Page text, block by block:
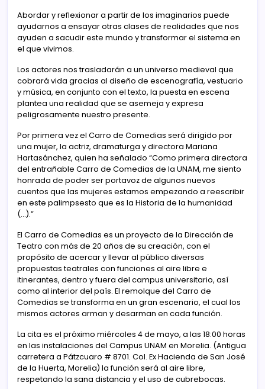
Abordar y reflexionar a partir de los imaginarios puede
ayudarnos a ensayar otras clases de realidades que nos
ayuden a sacudir este mundo y transformar el sistema en
el que vivimos.
Los actores nos trasladarán a un universo medieval que
cobrará vida gracias al diseño de escenografía, vestuario
y música, en conjunto con el texto, la puesta en escena
plantea una realidad que se asemeja y expresa
peligrosamente nuestro presente.
Por primera vez el Carro de Comedias será dirigido por
una mujer, la actriz, dramaturga y directora Mariana
Hartasánchez, quien ha señalado “Como primera directora
del entrañable Carro de Comedias de la UNAM, me siento
honrada de poder ser portavoz de algunos nuevos
cuentos que las mujeres estamos empezando a reescribir
en este palimpsesto que es la Historia de la humanidad
(…).”
El Carro de Comedias es un proyecto de la Dirección de
Teatro con más de 20 años de su creación, con el
propósito de acercar y llevar al público diversas
propuestas teatrales con funciones al aire libre e
itinerantes, dentro y fuera del campus universitario, así
como al interior del país. El remolque del Carro de
Comedias se transforma en un gran escenario, el cual los
mismos actores arman y desarman en cada función.
La cita es el próximo miércoles 4 de mayo, a las 18:00 horas
en las instalaciones del Campus UNAM en Morelia. (Antigua
carretera a Pátzcuaro # 8701. Col. Ex Hacienda de San José
de la Huerta, Morelia) la función será al aire libre,
respetando la sana distancia y el uso de cubrebocas.